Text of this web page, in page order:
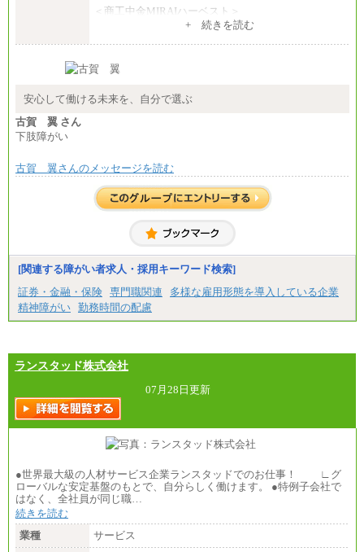
＜商工中金MIRAIハーベスト＞
+ 続きを読む
安心して働ける未来を、自分で選ぶ
古賀 翼 さん
下肢障がい
古賀 翼さんのメッセージを読む
[関連する障がい者求人・採用キーワード検索]
証券・金融・保険 専門職関連
多様な雇用形態を導入している企業
精神障がい 勤務時間の配慮
ランスタッド株式会社
07月28日更新
●世界最大級の人材サービス企業ランスタッドでのお仕事！ ∟グ
ローバルな安定基盤のもとで、自分らしく働けます。 ●特例子会社で
はなく、全社員が同じ職…
続きを読む
業種
サービス